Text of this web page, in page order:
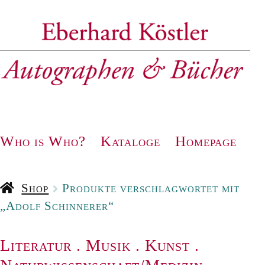
Navigation
Who is Who? Kataloge Homepage
Shop
Produkte verschlagwortet mit
„Adolf Schinnerer“
Literatur . Musik . Kunst .